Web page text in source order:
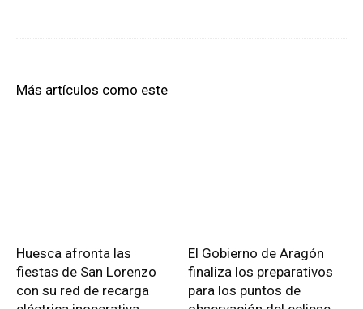
Más artículos como este
Huesca afronta las
fiestas de San Lorenzo
con su red de recarga
El Gobierno de Aragón
finaliza los preparativos
para los puntos de